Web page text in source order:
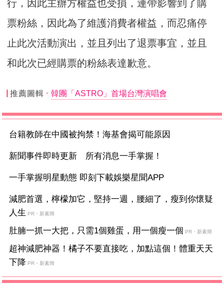
行，因此主辦方權益也受損，連帶影響到了購
票粉絲，因此為了維護消費者權益，而忍痛停
止此次活動演出，並且列出了退票事宜，並且
和此次已經購票的粉絲表達歉意。
推薦圖輯 韓團「ASTRO」首場台灣演唱會
台籍教師在中國被拘禁！海基會揭可能原因
新聞事件即時更新 所有消息一手掌握！
一手掌握明星動態 即刻下載娛樂星聞APP
減肥首選，檸檬加它，堅持一週，腰細了，瘦到你懷疑
人生 PR・新素簡
肚腩一抓一大把，只需1個雞蛋，用一個瘦一個 PR・新素簡
超神減肥神器！橘子不要直接吃，加點這個！體重天天
下降 PR・新素簡